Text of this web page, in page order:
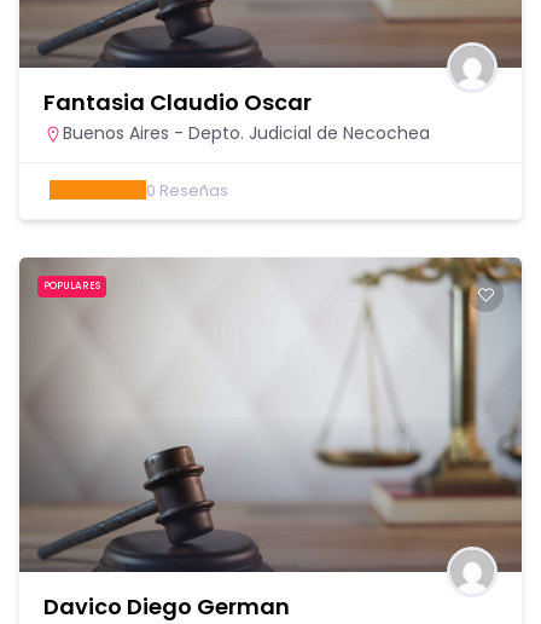
Fantasia Claudio Oscar
Buenos Aires - Depto. Judicial de Necochea
0 Reseñas
POPULARES
Davico Diego German